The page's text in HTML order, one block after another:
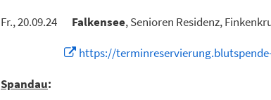
Fr., 20.09.24 Falkensee, Senioren Residenz,
https://
Spandau: